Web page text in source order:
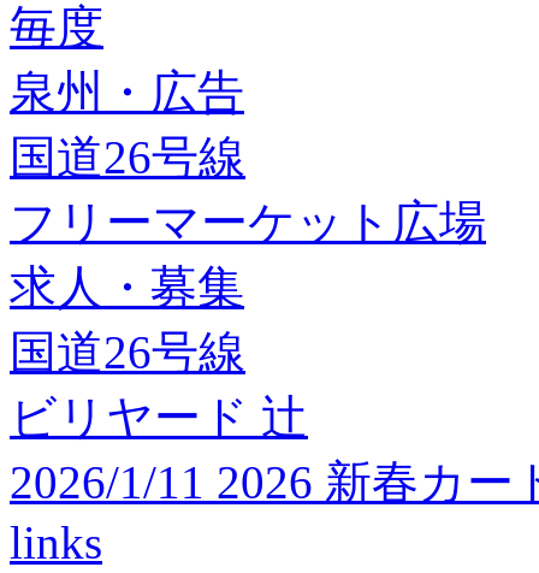
毎度
泉州・広告
国道26号線
フリーマーケット広場
求人・募集
国道26号線
ビリヤード 辻
2026/1/11 2026 新春カ
links